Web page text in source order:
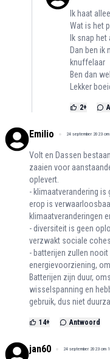
Ik haat
Wat is het
Ik snap het
Dan ben
knuffelaar
Ben dan
Lekker
2+
Emilio 24 september 2023
Volt en Dassen
zaaien voor
oplevert.
- klimaatverandering is
erop is
klimaatveranderingen
- diversiteit is geen
verzwakt sociale
- batterijen zullen
energievoorziening,
Batterijen zijn duur,
wisselspanning en
gebruik, dus niet
14+ Antwoord
jan60 24 september 2023 om